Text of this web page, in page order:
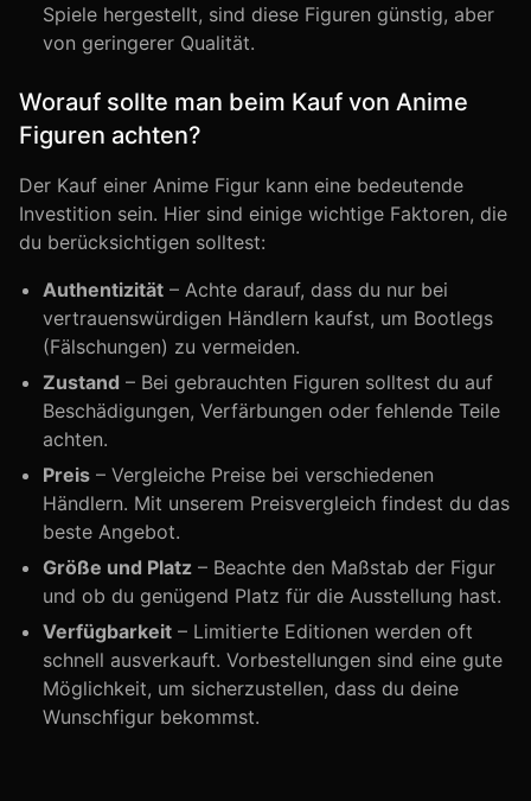
Spiele hergestellt, sind diese Figuren günstig, aber
von geringerer Qualität.
Worauf sollte man beim Kauf von Anime
Figuren achten?
Der Kauf einer Anime Figur kann eine bedeutende
Investition sein. Hier sind einige wichtige Faktoren, die
du berücksichtigen solltest:
Authentizität – Achte darauf, dass du nur bei
vertrauenswürdigen Händlern kaufst, um Bootlegs
(Fälschungen) zu vermeiden.
Zustand – Bei gebrauchten Figuren solltest du auf
Beschädigungen, Verfärbungen oder fehlende Teile
achten.
Preis – Vergleiche Preise bei verschiedenen
Händlern. Mit unserem Preisvergleich findest du das
beste Angebot.
Größe und Platz – Beachte den Maßstab der Figur
und ob du genügend Platz für die Ausstellung hast.
Verfügbarkeit – Limitierte Editionen werden oft
schnell ausverkauft. Vorbestellungen sind eine gute
Möglichkeit, um sicherzustellen, dass du deine
Wunschfigur bekommst.